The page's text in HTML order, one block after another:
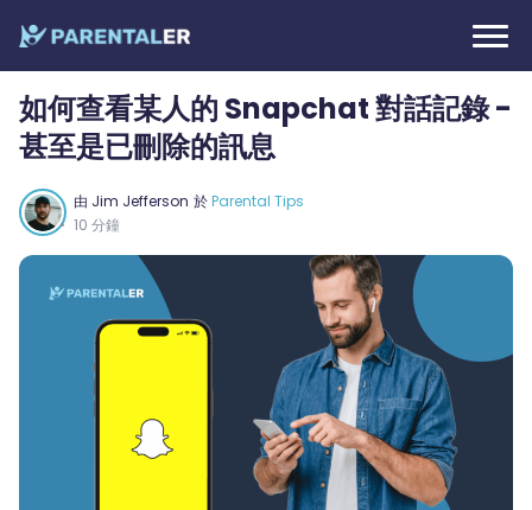
如何查看某人的 Snapchat 對話記錄 -
甚至是已刪除的訊息
由 Jim Jefferson 於Parental Tips
10 分鐘